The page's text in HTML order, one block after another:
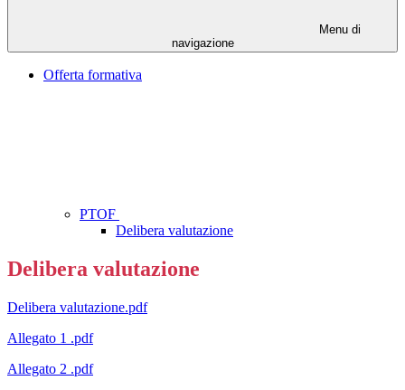
Menu di
navigazione
Offerta formativa
PTOF
Delibera valutazione
Delibera valutazione
Delibera valutazione.pdf
Allegato 1 .pdf
Allegato 2 .pdf